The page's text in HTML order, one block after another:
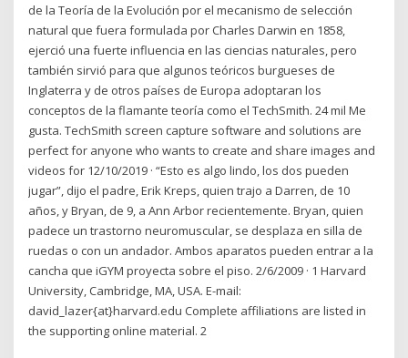
de la Teoría de la Evolución por el mecanismo de selección
natural que fuera formulada por Charles Darwin en 1858,
ejerció una fuerte influencia en las ciencias naturales, pero
también sirvió para que algunos teóricos burgueses de
Inglaterra y de otros países de Europa adoptaran los
conceptos de la flamante teoría como el TechSmith. 24 mil Me
gusta. TechSmith screen capture software and solutions are
perfect for anyone who wants to create and share images and
videos for 12/10/2019 · “Esto es algo lindo, los dos pueden
jugar”, dijo el padre, Erik Kreps, quien trajo a Darren, de 10
años, y Bryan, de 9, a Ann Arbor recientemente. Bryan, quien
padece un trastorno neuromuscular, se desplaza en silla de
ruedas o con un andador. Ambos aparatos pueden entrar a la
cancha que iGYM proyecta sobre el piso. 2/6/2009 · 1 Harvard
University, Cambridge, MA, USA. E-mail:
david_lazer{at}harvard.edu Complete affiliations are listed in
the supporting online material. 2